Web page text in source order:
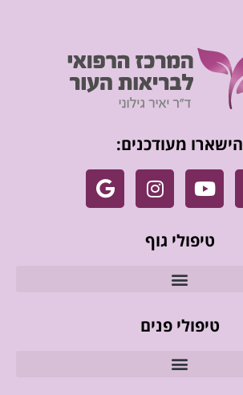
הישארו מעודכנים:
טיפולי גוף
טיפולי פנים